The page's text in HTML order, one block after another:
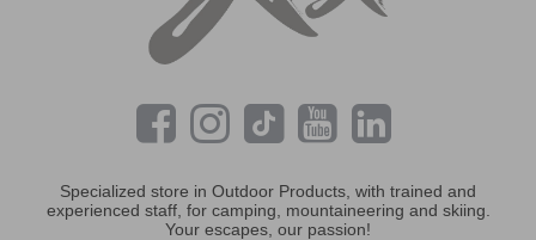
Specialized store in Outdoor Products, with trained and
experienced staff, for camping, mountaineering and skiing.
Your escapes, our passion!